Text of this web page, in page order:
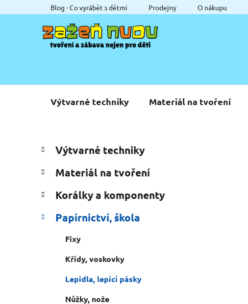
na
Blog - Co vyrábět s dětmi Prodejny O nákupu
Výtvarné techniky Materiál na tvoření
P
o
s
r
n
Přeskočit
kategorie
a
e
o
i
Výtvarné techniky
Materiál na tvoření
Korálky a komponenty
Papírnictví, škola
Fixy
Křídy, voskovky
Lepidla, lepící pásky
Nůžky, nože